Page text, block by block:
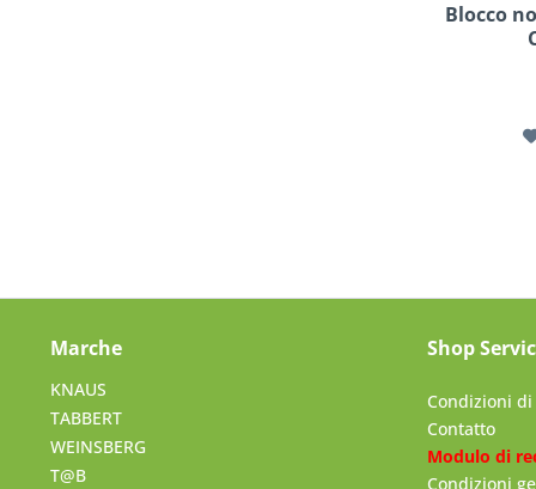
Blocco
Marche
KNAUS
TABBERT
WEINSBERG
T@B
Shop
Condizioni
Contatto
Modulo di
Condizioni